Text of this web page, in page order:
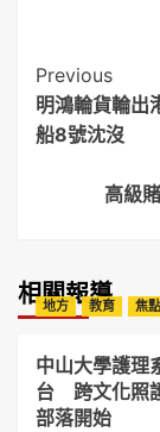
Post
Previous
明鴻輪貨輪出
船8號沈沒
高級
相關報導
地方 教育 焦點
中山大學護理
台 跨文化照
部落開始